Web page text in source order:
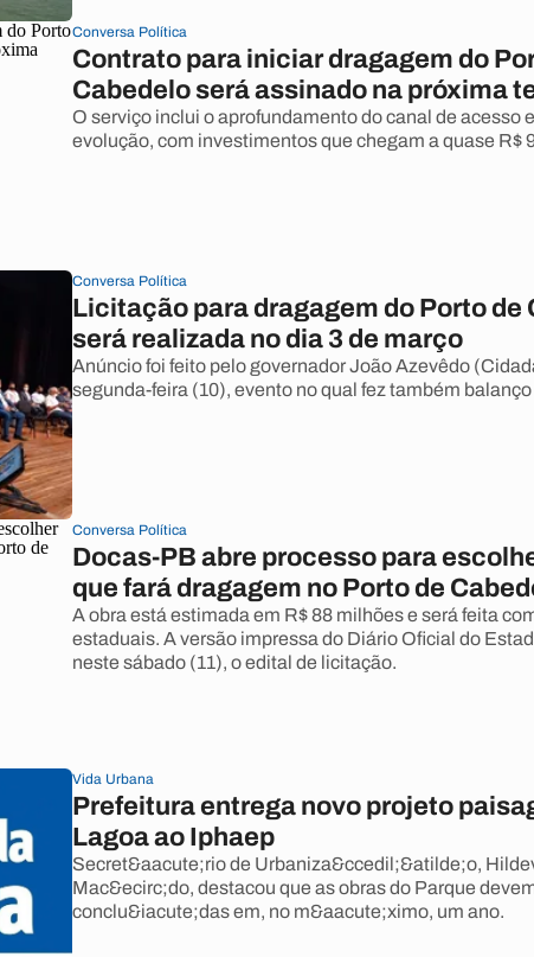
Conversa Política
Contrato para iniciar dragagem do
Cabedelo será assinado na próxima
O serviço inclui o aprofundamento do canal de acesso
evolução, com investimentos que chegam a quase R$
Conversa Política
Licitação para dragagem do Porto de
será realizada no dia 3 de março
Anúncio foi feito pelo governador João Azevêdo
segunda-feira (10), evento no qual fez também
Conversa Política
Docas-PB abre processo para
que fará dragagem no Porto de
A obra está estimada em R$ 88 milhões e será feita
estaduais. A versão impressa do Diário Oficial do
neste sábado (11), o edital de licitação.
Vida Urbana
Prefeitura entrega novo projeto
Lagoa ao Iphaep
Secret&aacute;rio de Urbaniza&ccedil;&atilde;o,
Mac&ecirc;do, destacou que as obras do Parque
conclu&iacute;das em, no m&aacute;ximo, um ano.